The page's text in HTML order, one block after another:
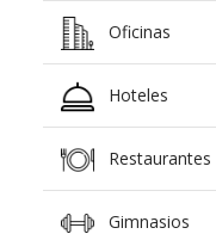
Oficinas
Hoteles
Restaurantes
Gimnasios